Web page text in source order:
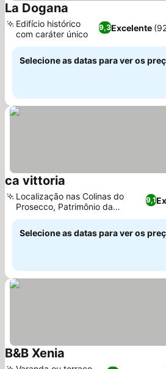
La Dogana
9,3Excelente
Edifício histórico
com caráter único
Selecione as datas para ver os
ca vittoria
9,1
Localização nas Colinas do
Prosecco, Patrimônio da
UNESCO
Selecione as datas para ver os
B&B Xenia